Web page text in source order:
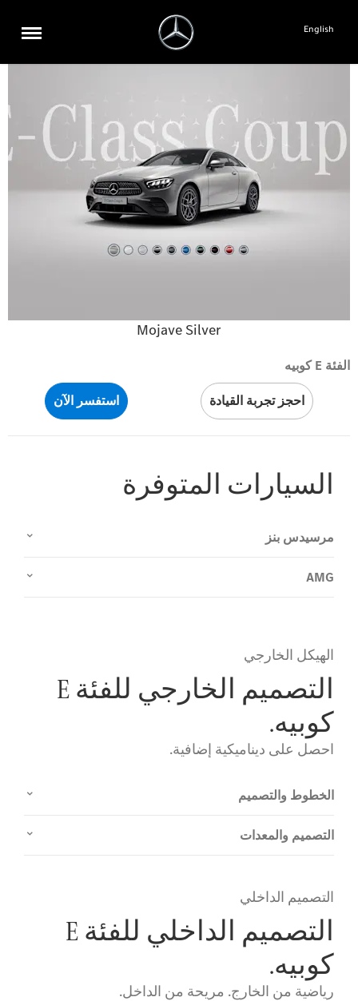
English
Mojave Silver
الفئة E كوبيه
احجز تجربة القيادة استفسر الآن
السيارات المتوفرة
مرسيدس بنز
AMG
الهيكل الخارجي
التصميم الخارجي للفئة E
كوبيه.
احصل على ديناميكية إضافية.
الخطوط والتصميم
التصميم والمعدات
التصميم الداخلي
التصميم الداخلي للفئة E
كوبيه.
رياضية من الخارج. مريحة من الداخل.